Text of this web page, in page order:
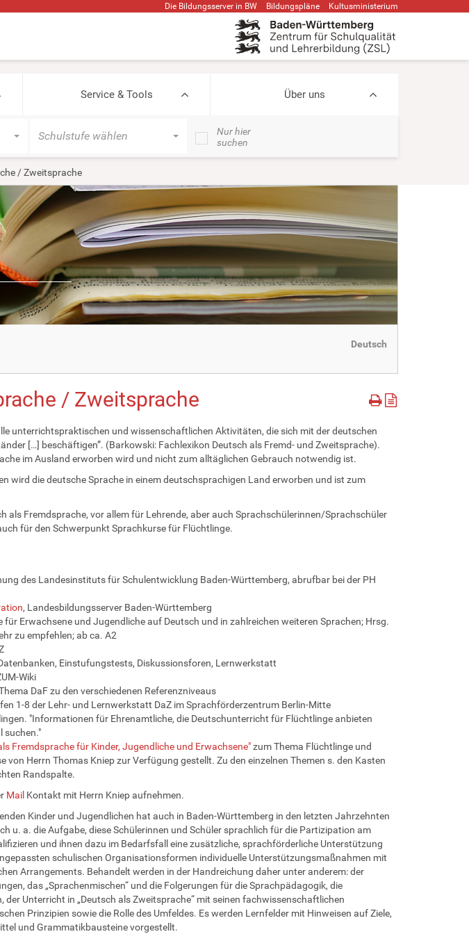
Die Bildungsserver in BW Bildungspläne Kultusministerium
Service & Tools Über uns
Schulstufe wählen
Nur hier
suchen
/ Zweitsprache
Deutsch
/ Zweitsprache
unterrichtspraktischen und wissenschaftlichen Aktivitäten, die sich mit der deutschen
[…] beschäftigen”. (Barkowski: Fachlexikon Deutsch als Fremd- und Zweitsprache).
im Ausland erworben wird und nicht zum alltäglichen Gebrauch notwendig ist.
wird die deutsche Sprache in einem deutschsprachigen Land erworben und ist zum
als Fremdsprache, vor allem für Lehrende, aber auch Sprachschülerinnen/Sprachschüler
für den Schwerpunkt Sprachkurse für Flüchtlinge.
des Landesinstituts für Schulentwicklung Baden-Württemberg, abrufbar bei der PH
, Landesbildungsserver Baden-Württemberg
für Erwachsene und Jugendliche auf Deutsch und in zahlreichen weiteren Sprachen; Hrsg.
zu empfehlen; ab ca. A2
Einstufungstests, Diskussionsforen, Lernwerkstatt
Wiki
DaF zu den verschiedenen Referenzniveaus
1-8 der Lehr- und Lernwerkstatt DaZ im Sprachförderzentrum Berlin-Mitte
"Informationen für Ehrenamtliche, die Deutschunterricht für Flüchtlinge anbieten
suchen."
Fremdsprache für Kinder, Jugendliche und Erwachsene"zum Thema Flüchtlinge und
von Herrn Thomas Kniep zur Verfügung gestellt. Zu den einzelnen Themen s. den Kasten
Randspalte.
Mail Kontakt mit Herrn Kniep aufnehmen.
Kinder und Jugendlichen hat auch in Baden-Württemberg in den letzten Jahrzehnten
u. a. die Aufgabe, diese Schülerinnen und Schüler sprachlich für die Partizipation am
und ihnen dazu im Bedarfsfall eine zusätzliche, sprachförderliche Unterstützung
schulischen Organisationsformen individuelle Unterstützungsmaßnahmen mit
Arrangements. Behandelt werden in der Handreichung daher unter anderem: der
das „Sprachenmischen“ und die Folgerungen für die Sprachpädagogik, die
Unterricht in „Deutsch als Zweitsprache“ mit seinen fachwissenschaftlichen
Prinzipien sowie die Rolle des Umfeldes. Es werden Lernfelder mit Hinweisen auf Ziele,
und Grammatikbausteine vorgestellt.